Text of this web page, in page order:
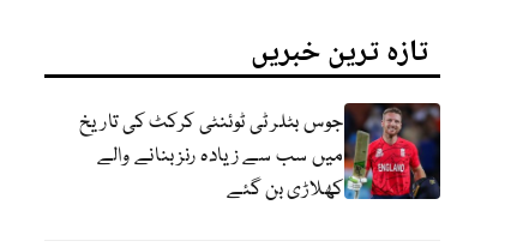
تازہ ترین خبریں
جوس بٹلر ٹی ٹوئنٹی کرکٹ کی تاریخ
میں سب سے زیادہ رنز بنانے والے
کھلاڑی بن گئے